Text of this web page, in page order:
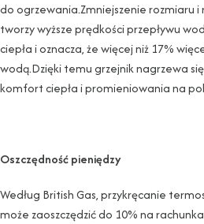
do ogrzewania.Zmniejszenie rozmiaru i
tworzy wyższe prędkości przepływu
ciepła i oznacza, że ​​więcej niż 17%
wodą.Dzięki temu grzejnik nagrzewa
komfort ciepła i promieniowania na
Oszczędność pieniędzy
Według British Gas, przykręcanie
może zaoszczędzić do 10% na